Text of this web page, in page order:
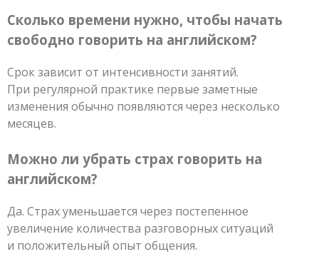
Сколько времени нужно, чтобы начать
свободно говорить на английском?
Срок зависит от интенсивности занятий.
При регулярной практике первые заметные
изменения обычно появляются через несколько
месяцев.
Можно ли убрать страх говорить на
английском?
Да. Страх уменьшается через постепенное
увеличение количества разговорных ситуаций
и положительный опыт общения.